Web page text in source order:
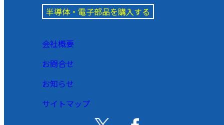
半導体・電子部品を購入する
会社概要
お問合せ
お知らせ
サイトマップ